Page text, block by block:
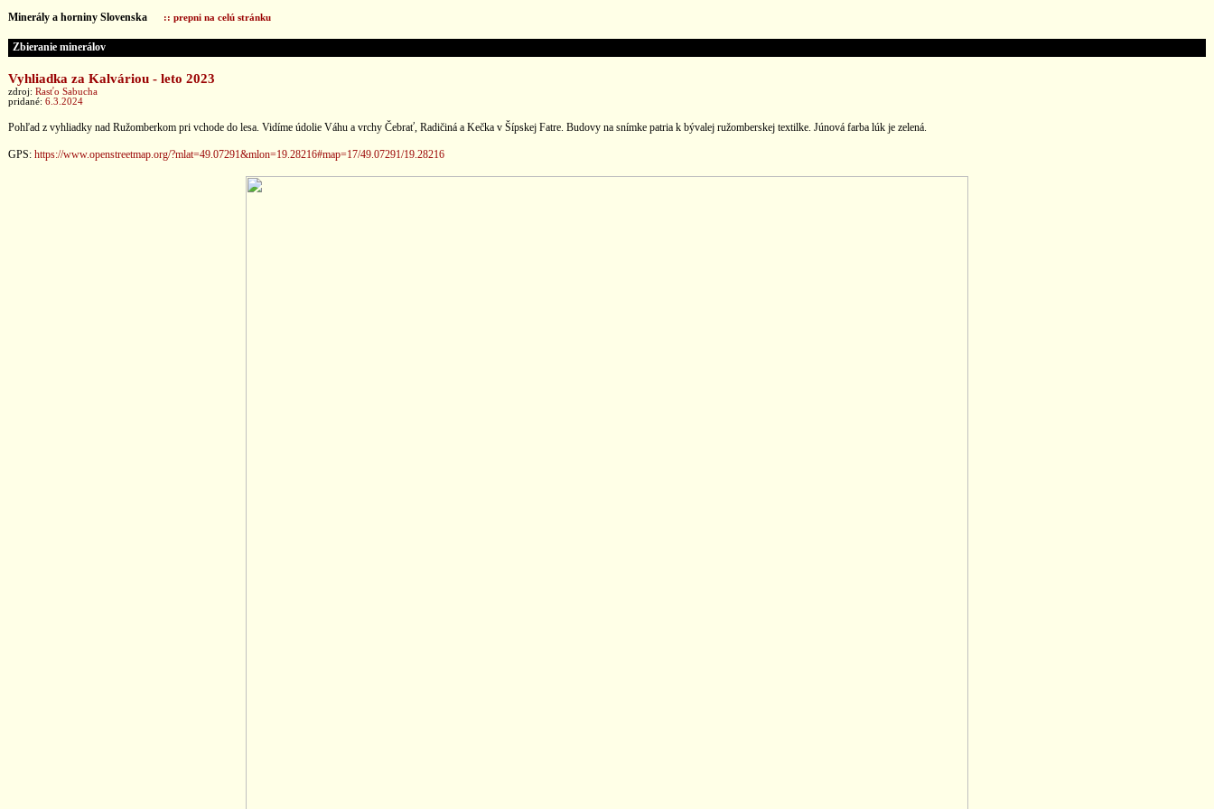
Minerály a horniny Slovenska :: prepni na celú stránku
Zbieranie minerálov
Vyhliadka za Kalváriou - leto 2023
zdroj: Rasťo Sabucha
pridané: 6.3.2024
Pohľad z vyhliadky nad Ružomberkom pri vchode do lesa. Vidíme údolie Váhu a vrchy Čebrať, Radičiná a Kečka v Šípskej Fatre. Budovy na snímke patria k bývalej ružomberskej textilke. Júnová farba lúk je zelená.
GPS: https://www.openstreetmap.org/?mlat=49.07291&mlon=19.28216#map=17/49.07291/19.28216